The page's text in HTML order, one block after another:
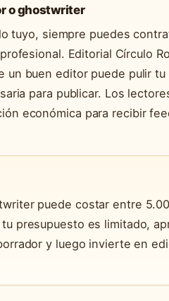
o ghostwriter
tuyo, siempre puedes
Editorial Círculo
un buen editor puede pulir
para publicar. Los
económica para recibir
puede costar entre
presupuesto es limitado,
y luego invierte en